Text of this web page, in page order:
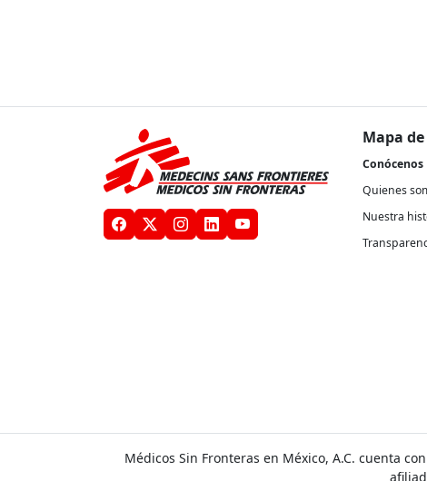
Mapa
Conócenos
Quienes
Nuestra
Médicos Sin Fronteras en México, A.C. cuenta